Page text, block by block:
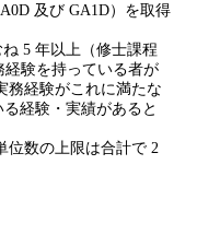
及び GA1D）を取得
5 年以上（修士課程
験を持っている者が
務経験がこれに満たな
経験・実績があると
位数の上限は合計で 2